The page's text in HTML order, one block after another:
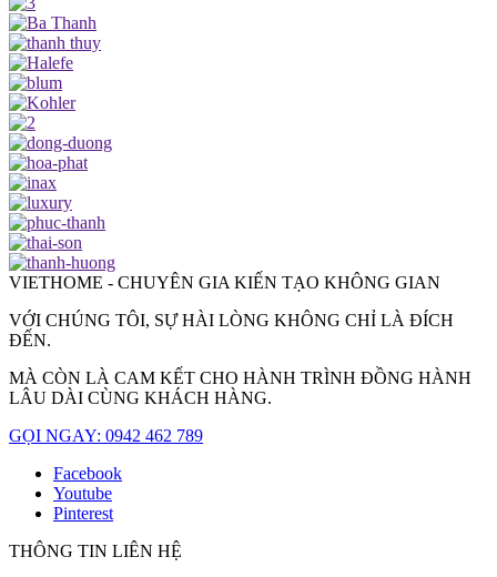
VIETHOME - CHUYÊN GIA KIẾN TẠO KHÔNG GIAN
VỚI CHÚNG TÔI, SỰ HÀI LÒNG KHÔNG CHỈ LÀ ĐÍCH
ĐẾN.
MÀ CÒN LÀ CAM KẾT CHO HÀNH TRÌNH ĐỒNG HÀNH
LÂU DÀI CÙNG KHÁCH HÀNG.
GỌI NGAY: 0942 462 789
Facebook
Youtube
Pinterest
THÔNG TIN LIÊN HỆ